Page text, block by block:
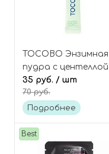
TOCOBO Энзимная
пудра с центеллой
азиатской и
чаем (в мини-саше),
Cica Calming Powder
35 руб. / шт
70 руб.
Подробнее
Best